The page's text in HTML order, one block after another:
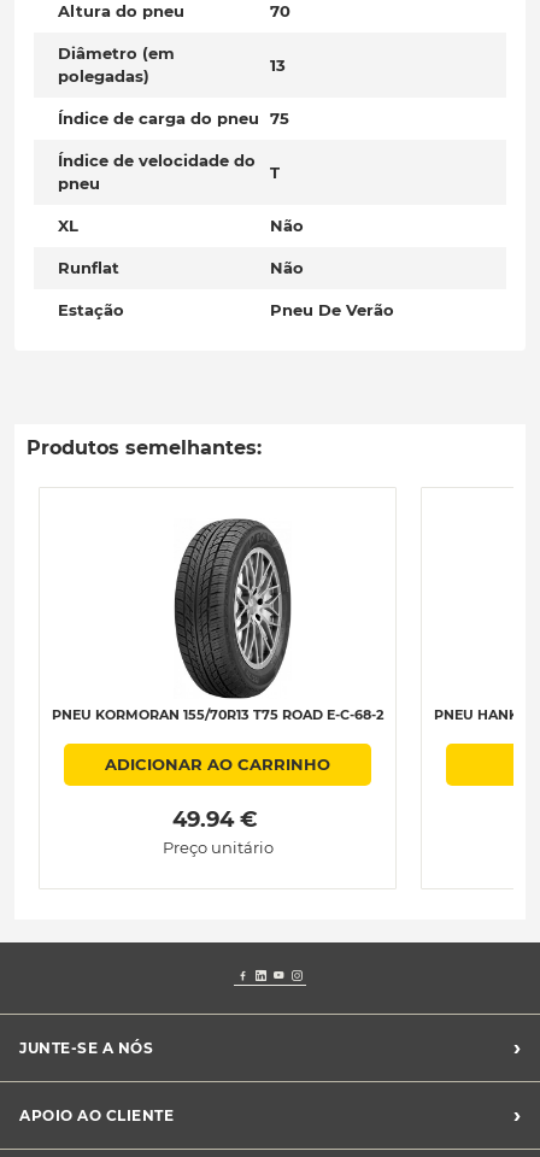
Altura do pneu 70
Diâmetro (em
polegadas)
13
Índice de carga do pneu 75
Índice de velocidade do
pneu
T
XL Não
Runflat Não
Estação Pneu De Verão
Produtos semelhantes:
PNEU KORMORAN 155/70R13 T75 ROAD E-C-68-2
ADICIONAR AO CARRINHO
49.94 €
Preço unitário
PNEU
JUNTE-SE A NÓS ›
Franchising Midas
APOIO AO CLIENTE ›